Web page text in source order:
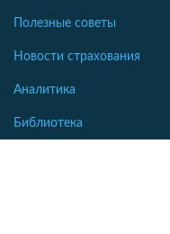
Полезные советы
Новости страхования
Аналитика
Библиотека